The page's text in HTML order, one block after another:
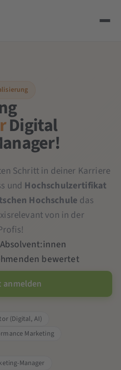
Digital
Schritt in deiner Karriere
und Hochschulzertifikat
Hochschule das
von in der
bewertet
anmelden
(Digital, AI)
Marketing
Manager